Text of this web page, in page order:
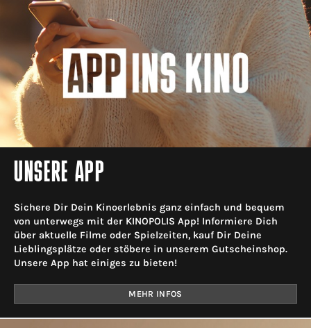
UNSERE APP
Sichere Dir Dein Kinoerlebnis ganz einfach und bequem
von unterwegs mit der KINOPOLIS App! Informiere Dich
über aktuelle Filme oder Spielzeiten, kauf Dir Deine
Lieblingsplätze oder stöbere in unserem Gutscheinshop.
Unsere App hat einiges zu bieten!
MEHR INFOS